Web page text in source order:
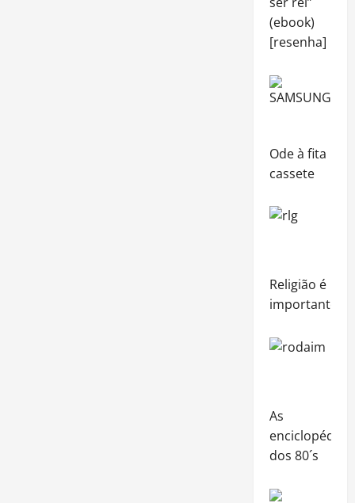
(ebook)
[resenha]
Ode à fita
cassete
Religião é
importante?
As
enciclopédias
dos 80´s